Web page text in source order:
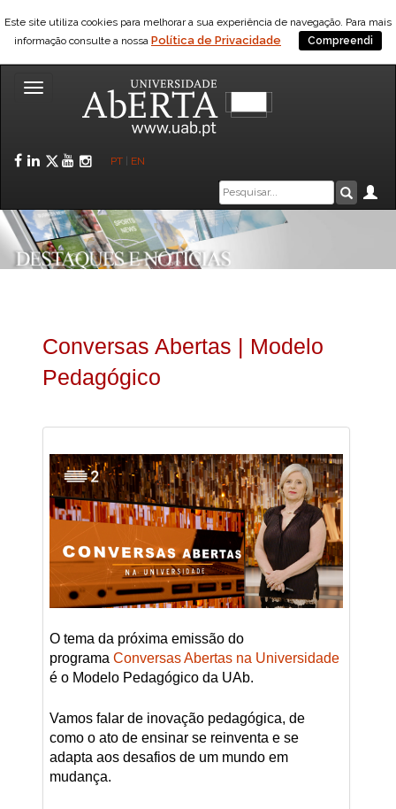
Este site utiliza cookies para melhorar a sua experiência de navegação. Para mais
informação consulte a nossa Política de Privacidade Compreendi
Toggle
Facebook
LinkedIn
Twitter
YouTube
Instagram
PT EN
Caixa
de
pesquisa
Conversas Abertas | Modelo
Pedagógico
O tema da próxima emissão do
programa Conversas Abertas na Universidade
é o Modelo Pedagógico da UAb.
Vamos falar de inovação pedagógica, de
como o ato de ensinar se reinventa e se
adapta aos desafios de um mundo em
mudança.